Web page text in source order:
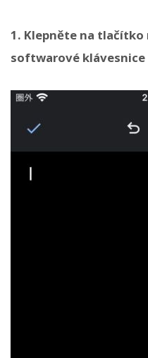
1. Klepněte na
softwarové klávesnice